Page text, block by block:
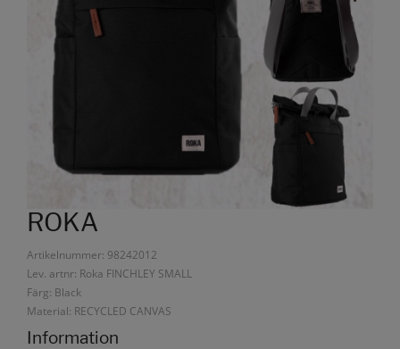
ROKA
Artikelnummer: 98242012
Lev. artnr: Roka FINCHLEY SMALL
Färg: Black
Material: RECYCLED CANVAS
Information